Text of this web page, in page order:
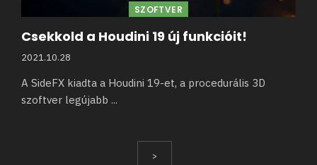
SZOFTVER
Csekkold a Houdini 19 új funkcióit!
2021.10.28
A SideFX kiadta a Houdini 19-et, a procedurális 3D
szoftver legújabb ...
>